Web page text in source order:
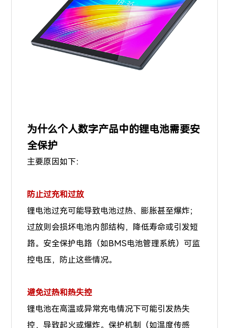
为什么个人数字产品中的锂电池需要安
全保护
主要原因如下：
防止过充和过放
锂电池过充可能导致电池过热、膨胀甚至爆炸；
过放则会损坏电池内部结构，降低寿命或引发短
路。安全保护电路（如BMS电池管理系统）可监
控电压，防止这些情况。
避免过热和热失控
锂电池在高温或异常充电情况下可能引发热失
控，导致起火或爆炸。保护机制（如温度传感